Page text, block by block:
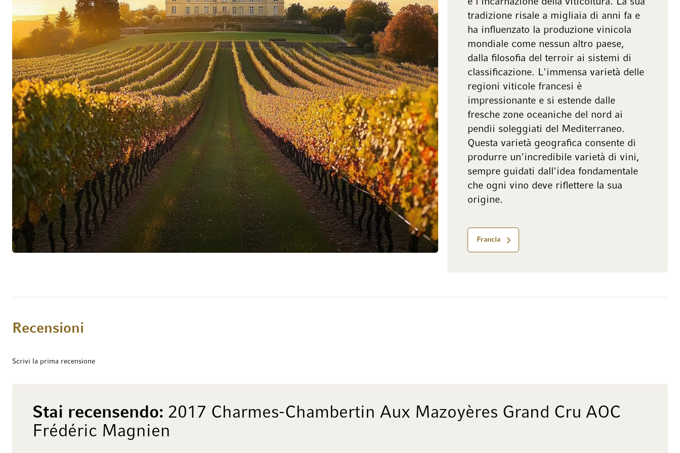
Viticoltura biodinamica con attenzione alla perfezione
Frédéric Magnien è convinto sostenitore dell’idea biodinamica nella coltivazione
dei suoi vigneti, secondo la quale la qualità dei frutti e l’espressione dei terreni
migliorano costantemente se i terroir vengono rivitalizzati con mezzi naturali e
stimolati in modo olistico. La qualità del frutto e l’espressione del terreno
possono essere costantemente migliorate se i terroir vengono rivitalizzati con
metodi ecologici e stimolati nel loro insieme. Oltre a lavorare in modo biologico
nel vigneto, senza pesticidi o insetticidi, la viticoltura biodinamica è un
approccio universale che consiste nell’ottimizzare l’ambiente naturale delle piante
e nel creare una migliore connessione tra queste e il suolo, che trova la sua
espressione più fedele prima nell’uva e poi nel vino. Per tutte le misurazioni
necessarie, Olivier Leflaive fa riferimento ai cicli lunari, che hanno una notevole
influenza su tutti i liquidi della terra e quindi sulla qualità del vino. In questo
modo, il lavoro svolto nella tenuta è naturalmente scandito dalle lunazioni.
Maturazione purista in fûi di legno e vasi di terra
Come logica estensione della sua filosofia di produzione in vigna, Frédéric
Magnien ha sviluppato; un metodo di vinificazione che prevede l’utilizzo di giare
di terracotta tornite a mano come contenitori aromaticamente neutri, oltre alle
l’originalità del terroir sono sempre in primo piano – un tipo di maturazione
possibili.L’individualità di questo vino è stata trasmessa alla ricchezza dei vini e
tradizione risale a migliaia di anni fa e
ha influenzato la produzione vinicola
mondiale come nessun altro paese,
dalla filosofia del terroir ai sistemi di
classificazione. L'immensa varietà delle
regioni viticole francesi è
impressionante e si estende dalle
fresche zone oceaniche del nord ai
pendii soleggiati del Mediterraneo.
Questa varietà geografica consente di
produrre un'incredibile varietà di vini,
sempre guidati dall'idea fondamentale
che ogni vino deve riflettere la sua
origine.
Francia
Recensioni
Scrivi la prima recensione
Stai recensendo: 2017 Charmes-Chambertin Aux Mazoyères Grand Cru AOC
Frédéric Magnien